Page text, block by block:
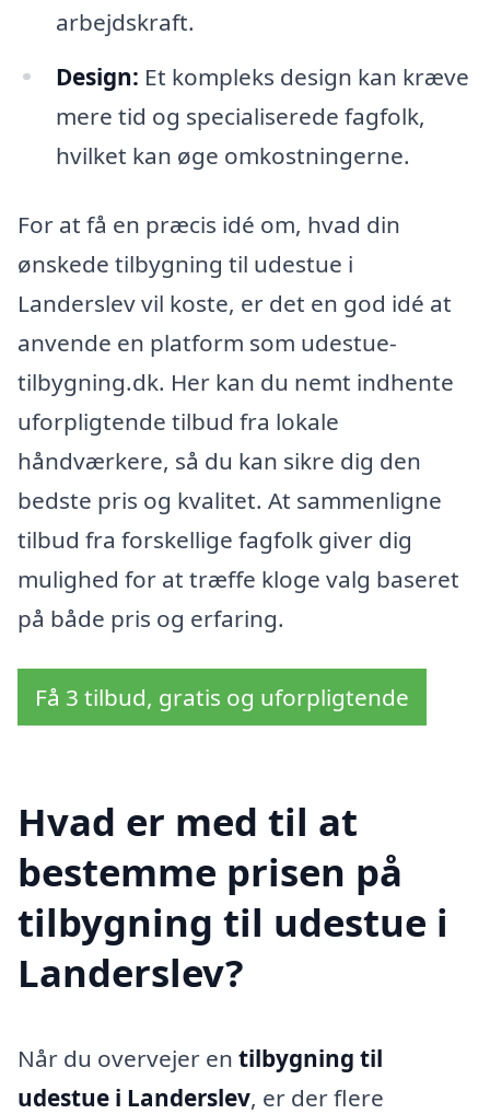
arbejdskraft.
Design: Et kompleks design kan kræve
mere tid og specialiserede fagfolk,
hvilket kan øge omkostningerne.
For at få en præcis idé om, hvad din
ønskede tilbygning til udestue i
Landerslev vil koste, er det en god idé at
anvende en platform som udestue-
tilbygning.dk. Her kan du nemt indhente
uforpligtende tilbud fra lokale
håndværkere, så du kan sikre dig den
bedste pris og kvalitet. At sammenligne
tilbud fra forskellige fagfolk giver dig
mulighed for at træffe kloge valg baseret
på både pris og erfaring.
Få 3 tilbud, gratis og uforpligtende
Hvad er med til at
bestemme prisen på
tilbygning til udestue i
Landerslev?
Når du overvejer en tilbygning til
udestue i Landerslev, er der flere